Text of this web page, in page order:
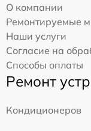
О компании
Ремонтируемые
Наши услуги
Согласие на
Способы оплаты
Ремонт
Кондиционеров